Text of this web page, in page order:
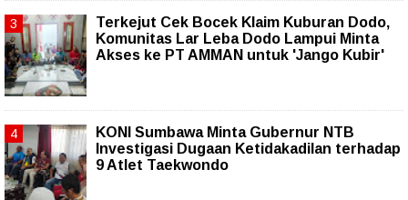
Terkejut Cek Bocek Klaim Kuburan Dodo,
Komunitas Lar Leba Dodo Lampui Minta
Akses ke PT AMMAN untuk 'Jango Kubir'
KONI Sumbawa Minta Gubernur NTB
Investigasi Dugaan Ketidakadilan terhadap
9 Atlet Taekwondo